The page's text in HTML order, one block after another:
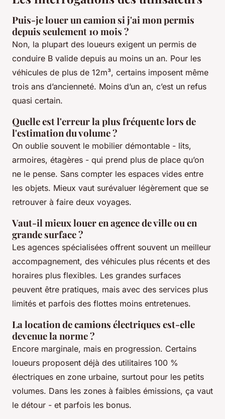
Puis-je louer un camion si j'ai mon permis
depuis seulement 10 mois ?
Non, la plupart des loueurs exigent un permis de
conduire B valide depuis au moins un an. Pour les
véhicules de plus de 12m³, certains imposent même
trois ans d’ancienneté. Moins d’un an, c’est un refus
quasi certain.
Quelle est l'erreur la plus fréquente lors de
l'estimation du volume ?
On oublie souvent le mobilier démontable - lits,
armoires, étagères - qui prend plus de place qu’on
ne le pense. Sans compter les espaces vides entre
les objets. Mieux vaut surévaluer légèrement que se
retrouver à faire deux voyages.
Vaut-il mieux louer en agence de ville ou en
grande surface ?
Les agences spécialisées offrent souvent un meilleur
accompagnement, des véhicules plus récents et des
horaires plus flexibles. Les grandes surfaces
peuvent être pratiques, mais avec des services plus
limités et parfois des flottes moins entretenues.
La location de camions électriques est-elle
devenue la norme ?
Encore marginale, mais en progression. Certains
loueurs proposent déjà des utilitaires 100 %
électriques en zone urbaine, surtout pour les petits
volumes. Dans les zones à faibles émissions, ça vaut
le détour - et parfois les bonus.